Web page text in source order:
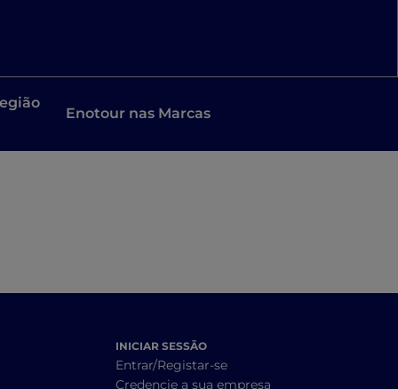
Enotour nas Marcas
INICIAR SESSÃO
Entrar/Registar-se
Credencie a sua empresa